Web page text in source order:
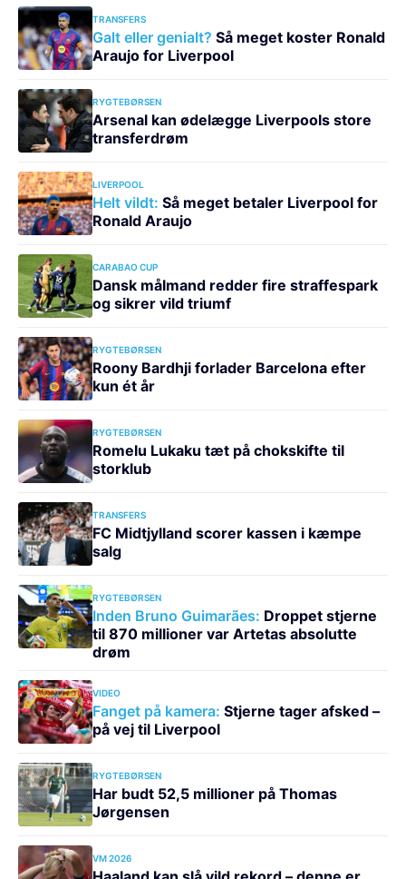
TRANSFERS
Galt eller genialt? Så meget koster Ronald
Araujo for Liverpool
RYGTEBØRSEN
Arsenal kan ødelægge Liverpools store
transferdrøm
LIVERPOOL
Helt vildt: Så meget betaler Liverpool for
Ronald Araujo
CARABAO CUP
Dansk målmand redder fire straffespark
og sikrer vild triumf
RYGTEBØRSEN
Roony Bardhji forlader Barcelona efter
kun ét år
RYGTEBØRSEN
Romelu Lukaku tæt på chokskifte til
storklub
TRANSFERS
FC Midtjylland scorer kassen i kæmpe
salg
RYGTEBØRSEN
Inden Bruno Guimarães: Droppet stjerne
til 870 millioner var Artetas absolutte
drøm
VIDEO
Fanget på kamera: Stjerne tager afsked –
på vej til Liverpool
RYGTEBØRSEN
Har budt 52,5 millioner på Thomas
Jørgensen
VM 2026